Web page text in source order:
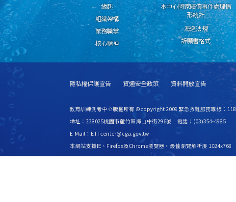
緣起
組織架構
業務職掌
核心精神
本中心國家賠償事件處理情
形統計
海巡法規
訴願書格式
隱私權保護宣告 資通安全政策 資料開放宣告
教育訓練測考中心版權所有 ©copyright 2009 緊急救難服務專線：118
地址：338025桃園市蘆竹區海山中街296號 電話：(03)354-4985
E-Mail：ETTcenter@cga.gov.tw
本網站支援IE、Firefox及Chrome瀏覽器，最佳瀏覽解析度 1024x768
更新日期115年08月08日 瀏覽人次2531599